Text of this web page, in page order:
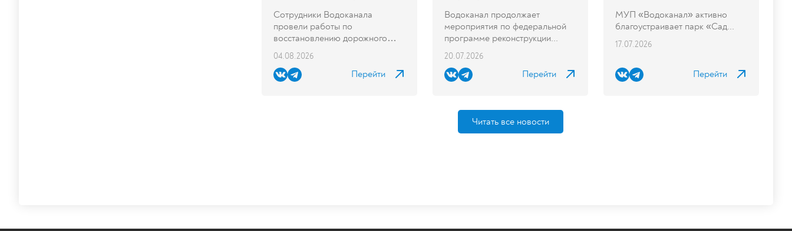
Сотрудники Водоканала
провели работы по
восстановлению дорожного
покрытия в...
04.08.2026
Перейти
реконструкции сетей
Водоканал продолжает
мероприятия по федеральной
программе реконструкции...
20.07.2026
Перейти
реализованы
МУП «Водоканал» активно
благоустраивает парк «Сад...
17.07.2026
Перейти
Читать все новости